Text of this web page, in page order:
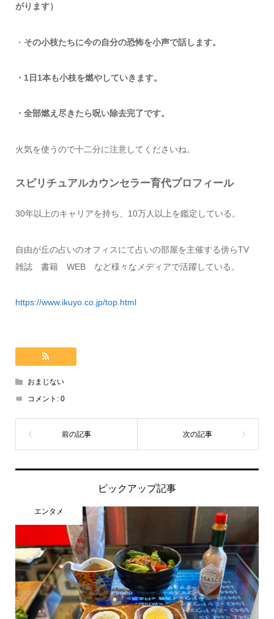
がります）
・ その小枝たちに今の自分の恐怖を小声で話します。
・1日1本も小枝を燃やしていきます。
・全部燃え尽きたら呪い除去完了です。
火気を使うので十二分に注意してくださいね。
スピリチュアルカウンセラー育代プロフィール
30年以上のキャリアを持ち、10万人以上を鑑定している。
自由が丘の占いのオフィスにて占いの部屋を主催する傍らTV
雑誌 書籍 WEB など様々なメディアで活躍している。
https://www.ikuyo.co.jp/top.html
おまじない
コメント: 0
ピックアップ記事
エンタメ